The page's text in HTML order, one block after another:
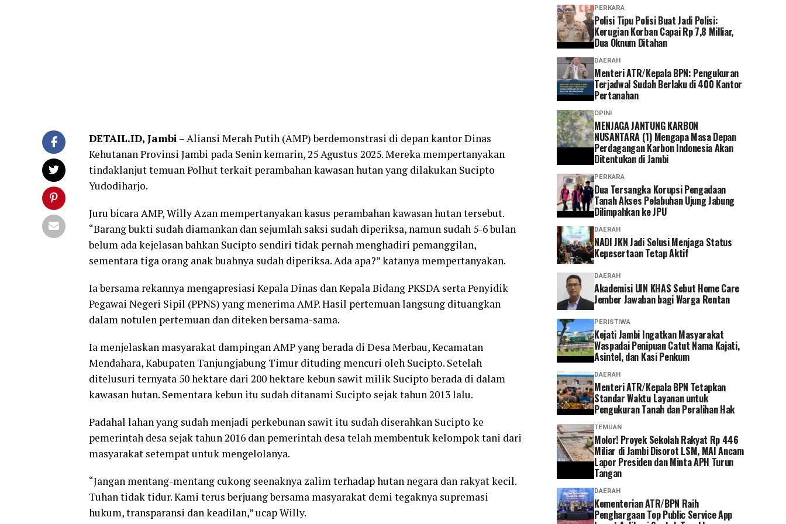
DETAIL.ID, Jambi– Aliansi Merah Putih (AMP) berdemonstrasi di depan kantor Dinas
Kehutanan Provinsi Jambi pada Senin kemarin, 25 Agustus 2025. Mereka mempertanyakan
tindaklanjut temuan Polhut terkait perambahan kawasan hutan yang dilakukan Sucipto
Yudodiharjo.
Juru bicara AMP, Willy Azan mempertanyakan kasus perambahan kawasan hutan tersebut.
“Barang bukti sudah diamankan dan sejumlah saksi sudah diperiksa, namun sudah 5-6 bulan
belum ada kejelasan bahkan Sucipto sendiri tidak pernah menghadiri pemanggilan,
sementara tiga orang anak buahnya sudah diperiksa. Ada apa?” katanya mempertanyakan.
Ia bersama rekannya mengapresiasi Kepala Dinas dan Kepala Bidang PKSDA serta Penyidik
Pegawai Negeri Sipil (PPNS) yang menerima AMP. Hasil pertemuan langsung dituangkan
dalam notulen pertemuan dan diteken bersama-sama.
Ia menjelaskan masyarakat dampingan AMP yang berada di Desa Merbau, Kecamatan
Mendahara, Kabupaten Tanjungjabung Timur dituding mencuri oleh Sucipto. Setelah
ditelusuri ternyata 50 hektare dari 200 hektare kebun sawit milik Sucipto berada di dalam
kawasan hutan. Sementara kebun itu sudah ditanami Sucipto sejak tahun 2013 lalu.
Padahal lahan yang sudah menjadi perkebunan sawit itu sudah diserahkan Sucipto ke
pemerintah desa sejak tahun 2016 dan pemerintah desa telah membentuk kelompok tani dari
masyarakat setempat untuk mengelolanya.
“Jangan mentang-mentang cukong seenaknya zalim terhadap hutan negara dan rakyat kecil.
Tuhan tidak tidur. Kami terus berjuang bersama masyarakat demi tegaknya supremasi
hukum, transparansi dan keadilan,” ucap Willy.
PERKARA
Polisi Tipu Polisi Buat Jadi Polisi:
Kerugian Korban Capai Rp 7,8 Milliar,
Dua Oknum Ditahan
DAERAH
Menteri ATR/Kepala BPN: Pengukuran
Terjadwal Sudah Berlaku di 400 Kantor
Pertanahan
OPINI
MENJAGA JANTUNG KARBON
NUSANTARA (1) Mengapa Masa Depan
Perdagangan Karbon Indonesia Akan
Ditentukan di Jambi
PERKARA
Dua Tersangka Korupsi Pengadaan
Tanah Akses Pelabuhan Ujung Jabung
Dilimpahkan ke JPU
DAERAH
NADI JKN Jadi Solusi Menjaga Status
Kepesertaan Tetap Aktif
DAERAH
Akademisi UIN KHAS Sebut Home Care
Jember Jawaban bagi Warga Rentan
PERISTIWA
‎Kejati Jambi Ingatkan Masyarakat
Waspadai Penipuan Catut Nama Kajati,
Asintel, dan Kasi Penkum
DAERAH
Menteri ATR/Kepala BPN Tetapkan
Standar Waktu Layanan untuk
Pengukuran Tanah dan Peralihan Hak
TEMUAN
Molor! Proyek Sekolah Rakyat Rp 446
Miliar di Jambi Disorot LSM, MAI Ancam
Lapor Presiden dan Minta APH Turun
Tangan
DAERAH
Kementerian ATR/BPN Raih
Penghargaan Top Public Service App